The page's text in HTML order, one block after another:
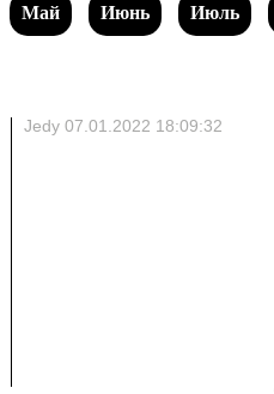
Май Июнь Июль
Jedy 07.01.2022 18:09:32